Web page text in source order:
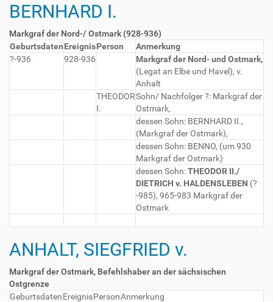
BERNHARD I.
Markgraf der Nord-/ Ostmark (928-936)
GeburtsdatenEreignisPerson
Anmerkung
?-936
928-936
Markgraf der Nord- und Ostmark,
(Legat an Elbe und Havel), v.
Anhalt
THEODOR
I.
Sohn/ Nachfolger ?: Markgraf der
Ostmark,
dessen Sohn: BERNHARD II.,
(Markgraf der Ostmark),
dessen Sohn: BENNO, (um 930
Markgraf der Ostmark)
dessen Sohn:THEODOR II./
DIETRICH v. HALDENSLEBEN (?
-985), 965-983 Markgraf der
Ostmark
ANHALT, SIEGFRIED v.
Markgraf der Ostmark, Befehlshaber an der sächsischen
Ostgrenze
GeburtsdatenEreignisPersonAnmerkung